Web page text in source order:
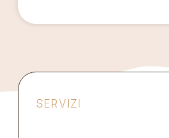
SERVIZI